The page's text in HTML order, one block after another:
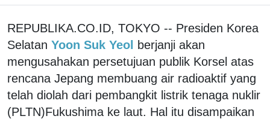
REPUBLIKA.CO.ID, TOKYO -- Presiden Korea
Selatan Yoon Suk Yeol
berjanji akan
mengusahakan persetujuan publik Korsel atas
rencana Jepang membuang air radioaktif yang
telah diolah dari pembangkit listrik tenaga nuklir
(PLTN)Fukushima ke laut. Hal itu disampaikan